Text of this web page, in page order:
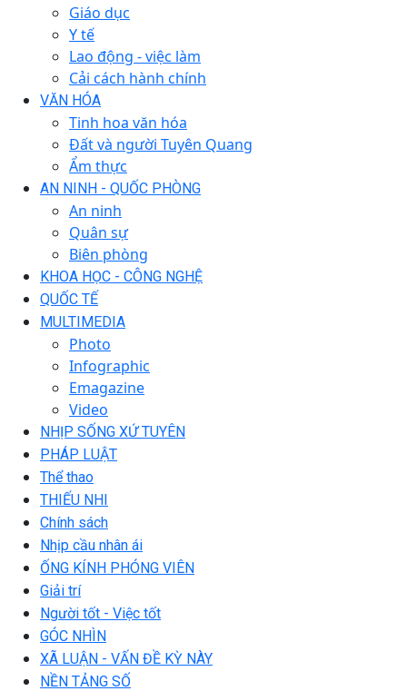
Giáo dục
Y tế
Lao động - việc làm
Cải cách hành chính
VĂN HÓA
Tinh hoa văn hóa
Đất và người Tuyên Quang
Ẩm thực
AN NINH - QUỐC PHÒNG
An ninh
Quân sự
Biên phòng
KHOA HỌC - CÔNG NGHỆ
QUỐC TẾ
MULTIMEDIA
Photo
Infographic
Emagazine
Video
NHỊP SỐNG XỨ TUYÊN
PHÁP LUẬT
Thể thao
THIẾU NHI
Chính sách
Nhịp cầu nhân ái
ỐNG KÍNH PHÓNG VIÊN
Giải trí
Người tốt - Việc tốt
GÓC NHÌN
XÃ LUẬN - VẤN ĐỀ KỲ NÀY
NỀN TẢNG SỐ